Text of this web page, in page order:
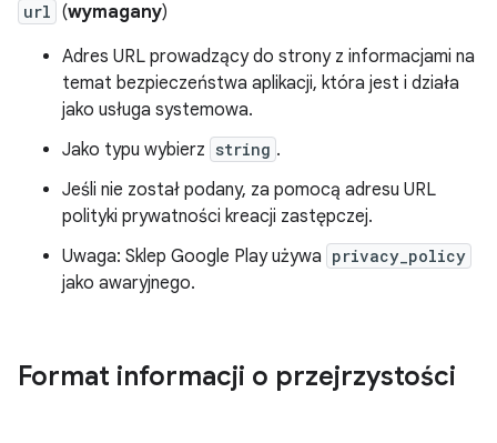
url (wymagany)
Adres URL prowadzący do strony z informacjami na
temat bezpieczeństwa aplikacji, która jest i działa
jako usługa systemowa.
Jako typu wybierz string .
Jeśli nie został podany, za pomocą adresu URL
polityki prywatności kreacji zastępczej.
Uwaga: Sklep Google Play używa privacy_policy
jako awaryjnego.
Format informacji o przejrzystości